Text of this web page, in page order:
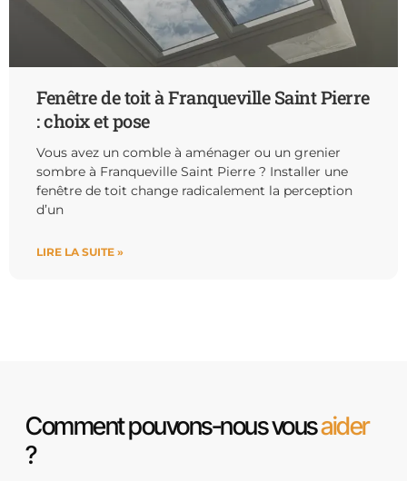
Fenêtre de toit à Franqueville Saint Pierre
: choix et pose
Vous avez un comble à aménager ou un grenier
sombre à Franqueville Saint Pierre ? Installer une
fenêtre de toit change radicalement la perception
d’un
LIRE LA SUITE »
Comment pouvons-nous vousaider
?